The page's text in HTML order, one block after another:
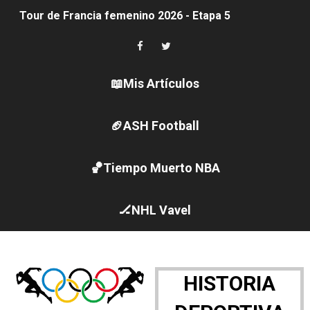
Tour de Francia femenino 2026 - Etapa 5
Women's Pro Baseball League 2026
Campeonato de Europa en aguas abiertas 2026
Canadá Open 2026
Mundial de MotoGP 2026 - GP Gran Bretaña
Canadian Elite Basketball League
Canadian Football League 2026 - Week 10
EFA y AFLE 2026 - Regular season
📖Mis Artículos
🏈ASH Football
🏀Tiempo Muerto NBA
🏒NHL Vavel
HISTORIA